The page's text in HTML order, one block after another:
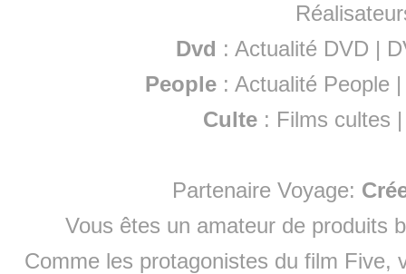
Dvd : Actualité DVD |
People :Actualité People
Culte : Films cultes
Partenaire Voyage:
Vous êtes un amateur de produits
Comme les protagonistes du film Five,